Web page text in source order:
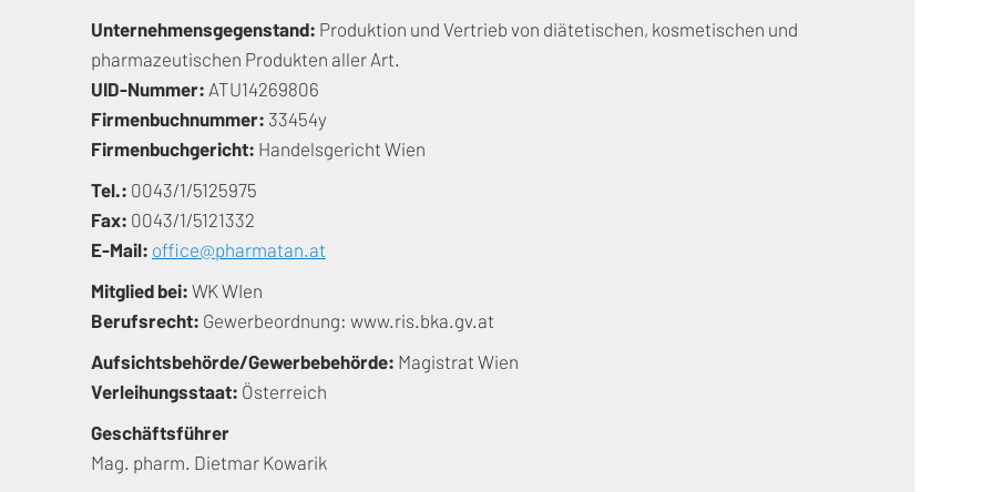
Unternehmensgegenstand: Produktion und Vertrieb von diätetischen, kosmetischen und
pharmazeutischen Produkten aller Art.
UID-Nummer: ATU14269806
Firmenbuchnummer: 33454y
Firmenbuchgericht: Handelsgericht Wien
Tel.: 0043/1/5125975
Fax: 0043/1/5121332
E-Mail: office@pharmatan.at
Mitglied bei: WK WIen
Berufsrecht: Gewerbeordnung: www.ris.bka.gv.at
Aufsichtsbehörde/Gewerbebehörde: Magistrat Wien
Verleihungsstaat: Österreich
Geschäftsführer
Mag. pharm. Dietmar Kowarik